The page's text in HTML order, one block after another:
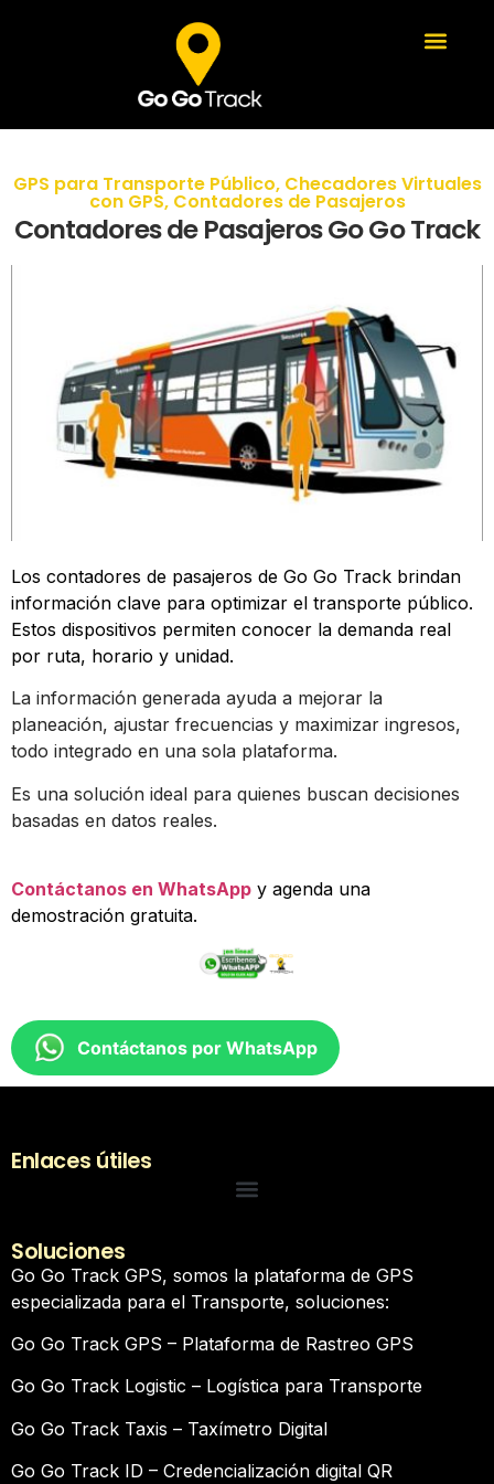
GPS para Transporte Público, Checadores Virtuales
con GPS, Contadores de Pasajeros
Contadores de Pasajeros Go Go Track
Los contadores de pasajeros de Go Go Track brindan
información clave para optimizar el transporte público.
Estos dispositivos permiten conocer la demanda real
por ruta, horario y unidad.
La información generada ayuda a mejorar la
planeación, ajustar frecuencias y maximizar ingresos,
todo integrado en una sola plataforma.
Es una solución ideal para quienes buscan decisiones
basadas en datos reales.
Contáctanos en WhatsApp y agenda una
demostración gratuita.
Contáctanos por WhatsApp
Enlaces útiles
Soluciones
Go Go Track GPS, somos la plataforma de GPS
especializada para el Transporte, soluciones:
Go Go Track GPS – Plataforma de Rastreo GPS
Go Go Track Logistic – Logística para Transporte
Go Go Track Taxis – Taxímetro Digital
Go Go Track ID – Credencialización digital QR